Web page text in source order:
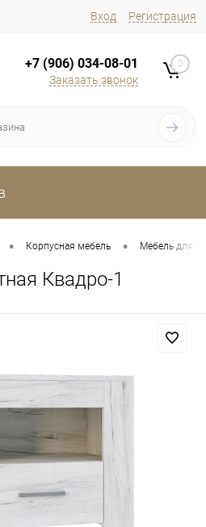
Вход Регистрация
+7 (906) 034-08-01
Заказать звонок
0
• Корпусная мебель • Мебель для
Квадро-1